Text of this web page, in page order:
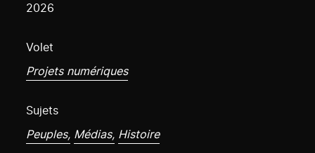
2026
Volet
Projets numériques
Sujets
Peuples, Médias, Histoire